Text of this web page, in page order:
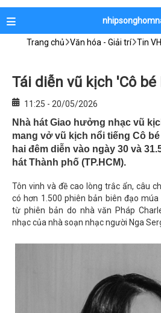
Trang chủ Văn hóa - Giải trí Tin
Tái diễn vũ kịch 'Cô bé
11:25 - 20/05/2026
Nhà hát Giao hưởng nhạc vũ
mang vở vũ kịch nổi tiếng Cô
hai đêm diễn vào ngày 30 và
hát Thành phố (TP.HCM).
Tôn vinh và đề cao lòng trắc ẩn, câu
có hơn 1.500 phiên bản biên đạo
từ phiên bản do nhà văn Pháp
nhạc của nhà soạn nhạc người Nga